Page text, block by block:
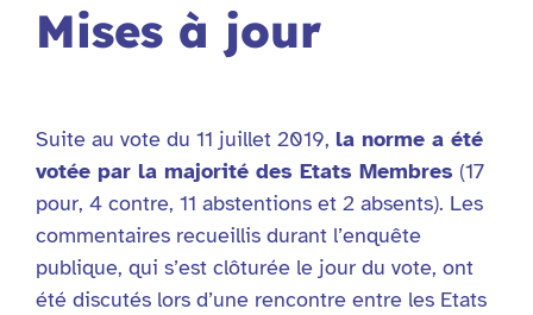
Mises à jour
Suite au vote du 11 juillet 2019, la norme a été
votée par la majorité des Etats Membres (17
pour, 4 contre, 11 abstentions et 2 absents). Les
commentaires recueillis durant l’enquête
publique, qui s’est clôturée le jour du vote, ont
été discutés lors d’une rencontre entre les Etats